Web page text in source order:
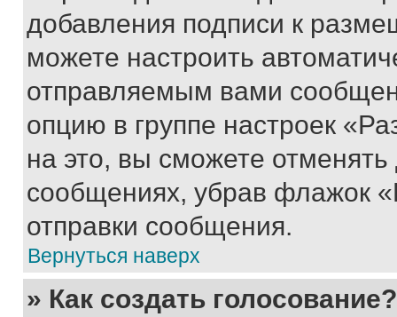
добавления подписи к
можете настроить
отправляемым вами
опцию в группе настроек
на это, вы сможете
сообщениях, убрав флажок
отправки сообщения.
Вернуться наверх
» Как создать голосование?